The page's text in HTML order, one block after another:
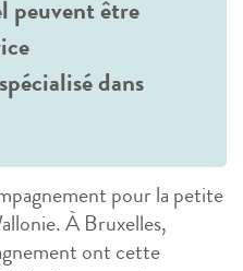
peuvent être
dans
pour la petite
À Bruxelles,
ont cette